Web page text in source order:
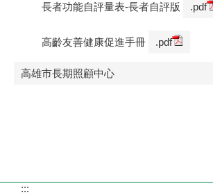
長者功能自評量表-長者自評版 .pdf
高齡友善健康促進手冊 .pdf
高雄市長期照顧中心
:::